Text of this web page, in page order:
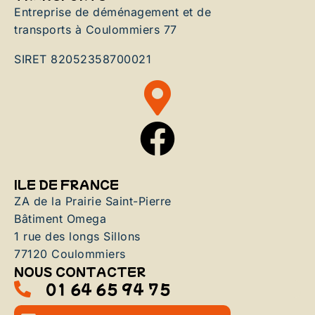
Entreprise de déménagement et de
transports à Coulommiers 77
SIRET 82052358700021
ILE DE FRANCE
ZA de la Prairie Saint-Pierre
Bâtiment Omega
1 rue des longs Sillons
77120 Coulommiers
NOUS CONTACTER
01 64 65 94 75